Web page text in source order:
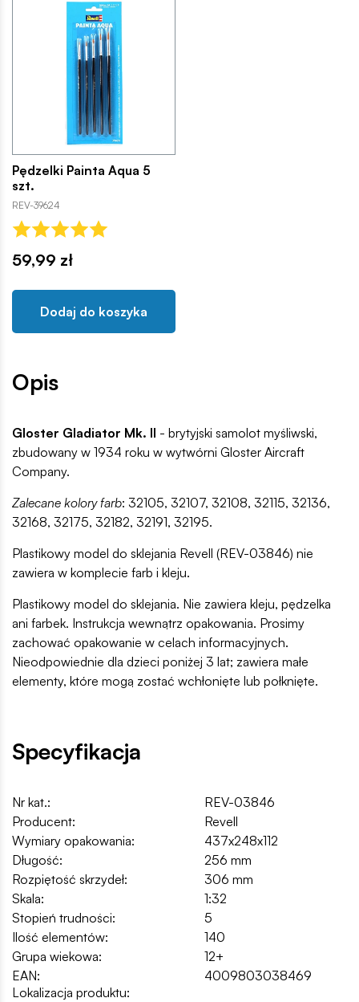
Pędzelki Painta Aqua 5
szt.
REV-39624
59,99 zł
Dodaj do koszyka
Opis
Gloster Gladiator Mk. II - brytyjski samolot myśliwski,
zbudowany w 1934 roku w wytwórni Gloster Aircraft
Company.
Zalecane kolory farb: 32105, 32107, 32108, 32115, 32136,
32168, 32175, 32182, 32191, 32195.
Plastikowy model do sklejania Revell (REV-03846) nie
zawiera w komplecie farb i kleju.
Plastikowy model do sklejania. Nie zawiera kleju, pędzelka
ani farbek. Instrukcja wewnątrz opakowania. Prosimy
zachować opakowanie w celach informacyjnych.
Nieodpowiednie dla dzieci poniżej 3 lat; zawiera małe
elementy, które mogą zostać wchłonięte lub połknięte.
Specyfikacja
Nr kat.:
REV-03846
Producent:
Revell
Wymiary opakowania:
437x248x112
Długość:
256 mm
Rozpiętość skrzydeł:
306 mm
Skala:
1:32
Stopień trudności:
5
Ilość elementów:
140
Grupa wiekowa:
12+
EAN:
4009803038469
Lokalizacja produktu: